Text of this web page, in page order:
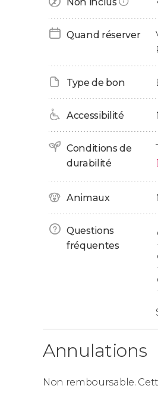
Enfin, nous vous
totale de cinq heures.
Quand réserver
Type de bon
Accessibilité
Conditions de
durabilité
Animaux
Questions
fréquentes
Annulations
Non remboursable.